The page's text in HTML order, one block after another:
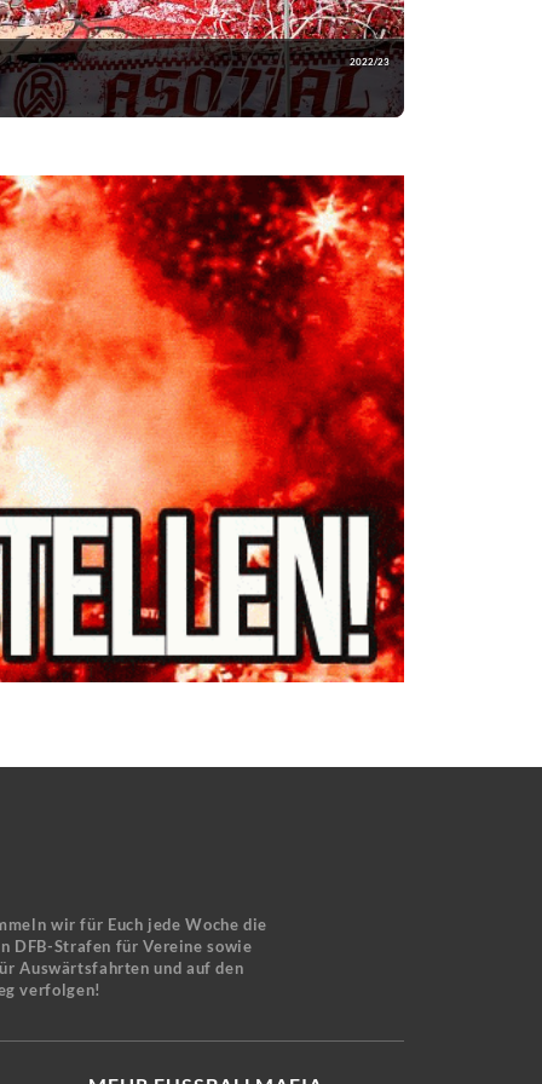
2022/23
wir für Euch jede Woche die
DFB-Strafen für Vereine sowie
Auswärtsfahrten und auf den
verfolgen!